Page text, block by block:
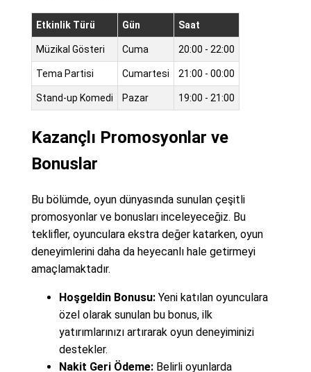
Etkinlik Türü Gün Saat
Müzikal Gösteri Cuma 20:00 - 22:00
Tema Partisi Cumartesi 21:00 - 00:00
Stand-up Komedi Pazar 19:00 - 21:00
Kazançlı Promosyonlar ve
Bonuslar
Bu bölümde, oyun dünyasında sunulan çeşitli
promosyonlar ve bonusları inceleyeceğiz. Bu
teklifler, oyunculara ekstra değer katarken, oyun
deneyimlerini daha da heyecanlı hale getirmeyi
amaçlamaktadır.
Hoşgeldin Bonusu:Yeni katılan oyunculara
özel olarak sunulan bu bonus, ilk
yatırımlarınızı artırarak oyun deneyiminizi
destekler.
Nakit Geri Ödeme:Belirli oyunlarda